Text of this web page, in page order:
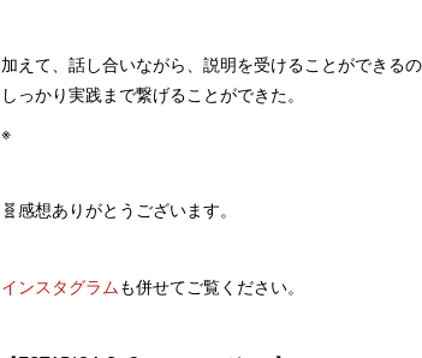
加えて、話し合いながら、説明を受けることができる
しっかり実践まで繋げることができた。
※
🧬感想ありがとうございます。
インスタグラムも併せてご覧ください。